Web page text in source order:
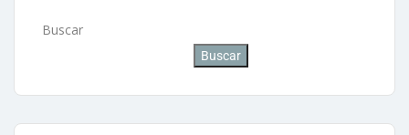
Buscar
Buscar